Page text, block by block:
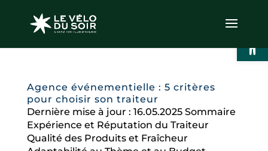
Agence événementielle : 5 critères
pour choisir son traiteur
Dernière mise à jour : 16.05.2025 Sommaire
Expérience et Réputation du Traiteur
Qualité des Produits et Fraîcheur